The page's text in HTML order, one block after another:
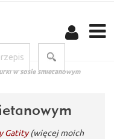
w sosie śmietanowym
Gatity (więcej moich